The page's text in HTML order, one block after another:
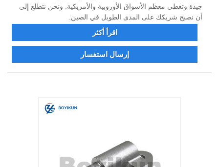
جيدة وتغطي معظم الأسواق الأوروبية والأمريكية. ونحن نتطلع إلى
أن نصبح شريكك على المدى الطويل في الصين.
اقرأ أكثر
إرسال استفسار